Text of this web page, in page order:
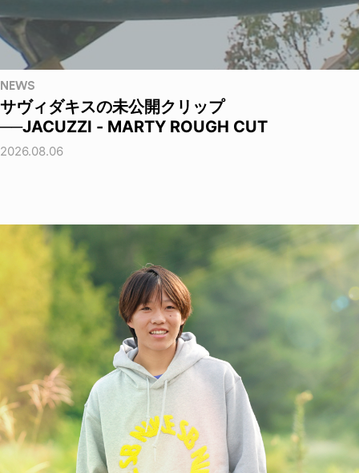
NEWS
サヴィダキスの未公開クリップ
──JACUZZI - MARTY ROUGH CUT
2026.08.06